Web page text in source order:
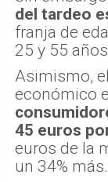
del tardeo
franja de
25 y 55
Asimismo,
económico
45 euros
euros de la
un 34% más.